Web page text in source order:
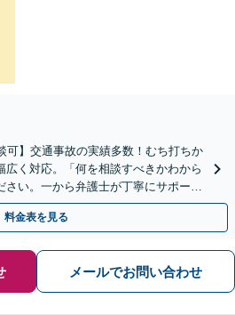
可】交通事故の実績多数！むち打ちか
広く対応。「何を相談すべきかわから
さい。一から弁護士が丁寧にサポート
日祝相談可】
料金表を見る
メールでお問い合わせ